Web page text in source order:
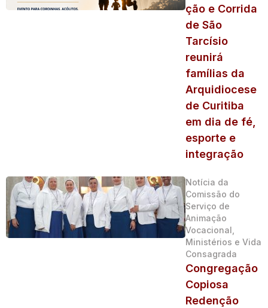
ção e Corrida
de São
Tarcísio
reunirá
famílias da
Arquidiocese
de Curitiba
em dia de fé,
esporte e
integração
Notícia da
Comissão do
Serviço de
Animação
Vocacional,
Ministérios e Vida
Consagrada
Congregação
Copiosa
Redenção